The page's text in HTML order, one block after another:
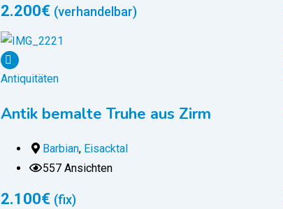
2.200€ (verhandelbar)
Antiquitäten
Antik bemalte Truhe aus Zirm
Barbian, Eisacktal
557 Ansichten
2.100€ (fix)